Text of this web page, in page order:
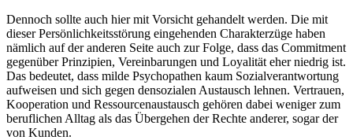
Dennoch sollte auch hier mit Vorsicht gehandelt werden. Die mit
dieser Persönlichkeitsstörung eingehenden Charakterzüge haben
nämlich auf der anderen Seite auch zur Folge, dass das Commitment
gegenüber Prinzipien, Vereinbarungen und Loyalität eher niedrig ist.
Das bedeutet, dass milde Psychopathen kaum Sozialverantwortung
aufweisen und sich gegen densozialen Austausch lehnen. Vertrauen,
Kooperation und Ressourcenaustausch gehören dabei weniger zum
beruflichen Alltag als das Übergehen der Rechte anderer, sogar der
von Kunden.